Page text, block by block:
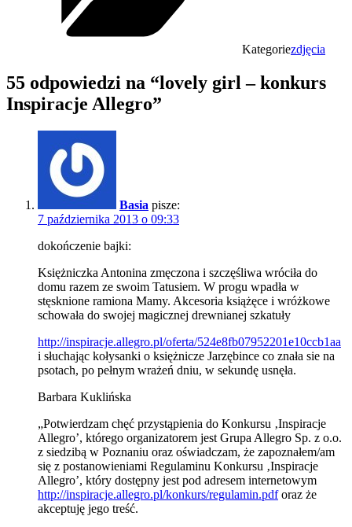
Kategoriezdjęcia
55 odpowiedzi na “lovely girl – konkurs
Inspiracje Allegro”
Basia pisze:
7 października 2013 o 09:33
dokończenie bajki:
Księżniczka Antonina zmęczona i szczęśliwa wróciła do
domu razem ze swoim Tatusiem. W progu wpadła w
stęsknione ramiona Mamy. Akcesoria książęce i wróżkowe
schowała do swojej magicznej drewnianej szkatuły
http://inspiracje.allegro.pl/oferta/524e8fb07952201e10ccb1aa
i słuchając kołysanki o księżnicze Jarzębince co znała sie na
psotach, po pełnym wrażeń dniu, w sekundę usnęła.
Barbara Kuklińska
„Potwierdzam chęć przystąpienia do Konkursu ‚Inspiracje
Allegro’, którego organizatorem jest Grupa Allegro Sp. z o.o.
z siedzibą w Poznaniu oraz oświadczam, że zapoznałem/am
się z postanowieniami Regulaminu Konkursu ‚Inspiracje
Allegro’, który dostępny jest pod adresem internetowym
http://inspiracje.allegro.pl/konkurs/regulamin.pdforaz że
akceptuję jego treść.